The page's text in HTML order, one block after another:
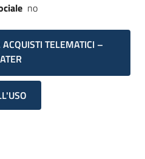
no
TELEMATICI –